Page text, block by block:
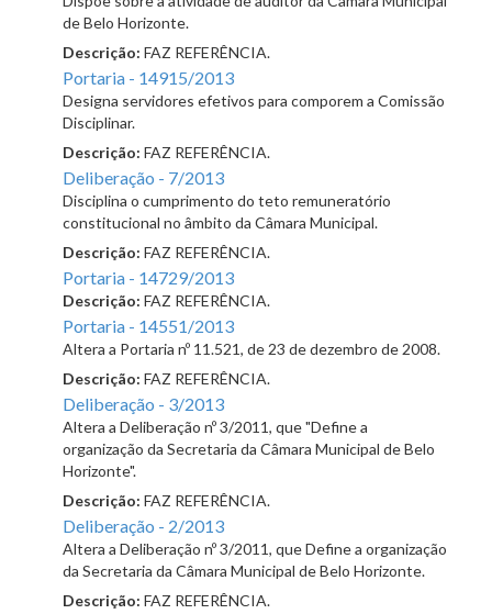
de Belo Horizonte.
Descrição: FAZ REFERÊNCIA.
Portaria - 14915/2013
Designa servidores efetivos para comporem a Comissão
Disciplinar.
Descrição: FAZ REFERÊNCIA.
Deliberação - 7/2013
Disciplina o cumprimento do teto remuneratório
constitucional no âmbito da Câmara Municipal.
Descrição: FAZ REFERÊNCIA.
Portaria - 14729/2013
Descrição: FAZ REFERÊNCIA.
Portaria - 14551/2013
Altera a Portaria nº 11.521, de 23 de dezembro de 2008.
Descrição: FAZ REFERÊNCIA.
Deliberação - 3/2013
Altera a Deliberação nº 3/2011, que "Define a
organização da Secretaria da Câmara Municipal de Belo
Horizonte".
Descrição: FAZ REFERÊNCIA.
Deliberação - 2/2013
Altera a Deliberação nº 3/2011, que Define a organização
da Secretaria da Câmara Municipal de Belo Horizonte.
Descrição: FAZ REFERÊNCIA.